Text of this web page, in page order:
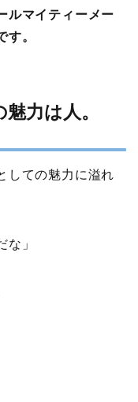
ルマイティーメー
す。
力は人。
しての魅力に溢れ
な」